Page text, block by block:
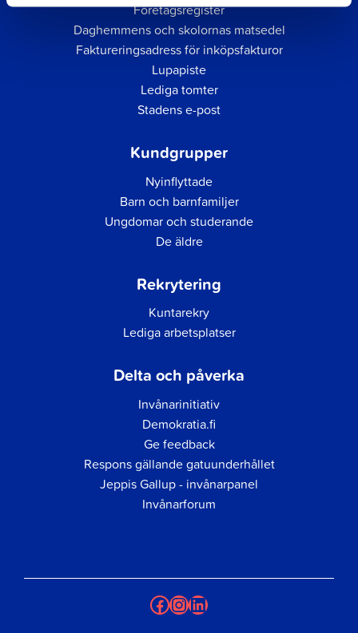
Företagsregister
Daghemmens och skolornas matsedel
Faktureringsadress för inköpsfakturor
Lupapiste
Lediga tomter
Stadens e-post
Kundgrupper
Nyinflyttade
Barn och barnfamiljer
Ungdomar och studerande
De äldre
Rekrytering
Kuntarekry
Lediga arbetsplatser
Delta och påverka
Invånarinitiativ
Demokratia.fi
Ge feedback
Respons gällande gatuunderhållet
Jeppis Gallup - invånarpanel
Invånarforum
Facebook
Instagram
LinkedIn